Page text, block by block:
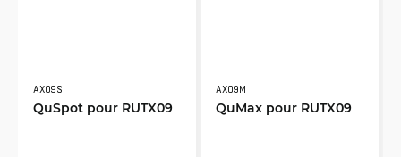
AX09S
QuSpot pour RUTX09
AX09M
QuMax pour RUTX09